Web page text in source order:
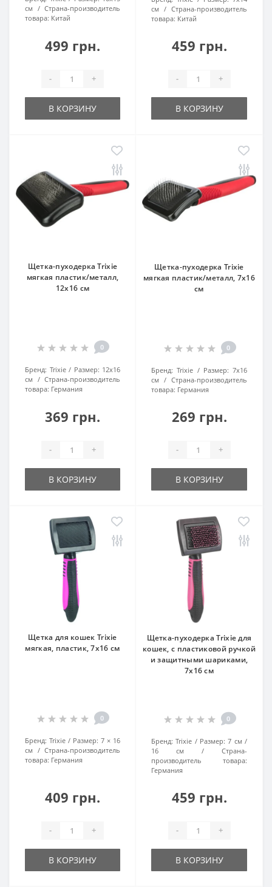
см
Страна-производитель
товара: Китай
499 грн.
- +
В КОРЗИНУ
см
Страна-производитель
товара: Китай
459 грн.
- +
В КОРЗИНУ
Щетка-пуходерка Trixie
мягкая пластик/металл,
12х16 см
0
Бренд: Trixie Размер: 12х16
см
Страна-производитель
товара: Германия
369 грн.
- +
В КОРЗИНУ
Щетка-пуходерка Trixie
мягкая пластик/металл, 7х16
см
0
Бренд: Trixie Размер: 7х16
см
Страна-производитель
товара: Германия
269 грн.
- +
В КОРЗИНУ
Щетка для кошек Trixie
мягкая, пластик, 7х16 см
0
Бренд: Trixie Размер: 7 × 16
см
Страна-производитель
товара: Германия
409 грн.
- +
В КОРЗИНУ
Щетка-пуходерка Trixie для
кошек, с пластиковой ручкой
и защитными шариками,
7х16 см
0
Бренд: Trixie Размер: 7 см /
16 см
Страна-
производитель товара:
Германия
459 грн.
- +
В КОРЗИНУ